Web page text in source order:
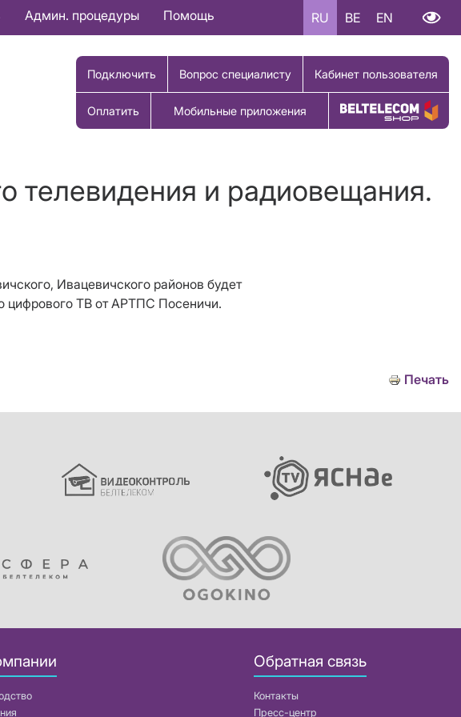
Админ. процедуры Помощь RU BE EN
Подключить Вопрос специалисту Кабинет пользователя
Оплатить Мобильные приложения Купить товар
телевидения и радиовещания.
Ивацевичского районов будет
цифрового ТВ от АРТПС Посеничи.
Печать
Обратная связь
Контакты
Пресс-центр